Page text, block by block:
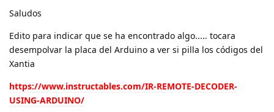
Saludos
Edito para indicar que se ha encontrado algo..... tocara
desempolvar la placa del Arduino a ver si pilla los códigos del
Xantia
https://www.instructables.com/IR-REMOTE-DECODER-
USING-ARDUINO/